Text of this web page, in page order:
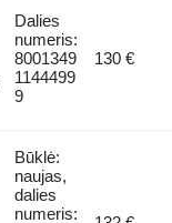
Dalies
numeris:
8001349
1144499
9
130 €
Būklė:
naujas,
dalies
numeris: